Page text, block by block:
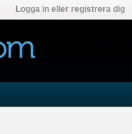
Logga in eller registrera dig